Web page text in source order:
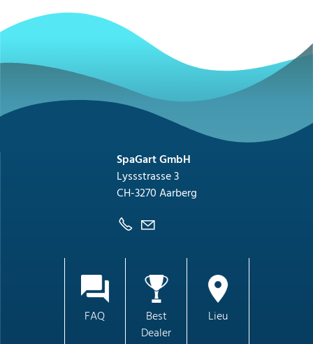
SpaGart GmbH
Lyssstrasse 3
CH-3270 Aarberg
FAQ
Best
Dealer
Lieu